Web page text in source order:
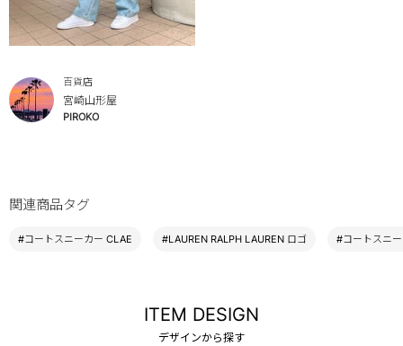
百貨店
宮崎山形屋
PIROKO
関連商品タグ
#コートスニーカー CLAE #LAUREN RALPH LAUREN ロゴ #コートスニ
ITEM DESIGN
デザインから探す